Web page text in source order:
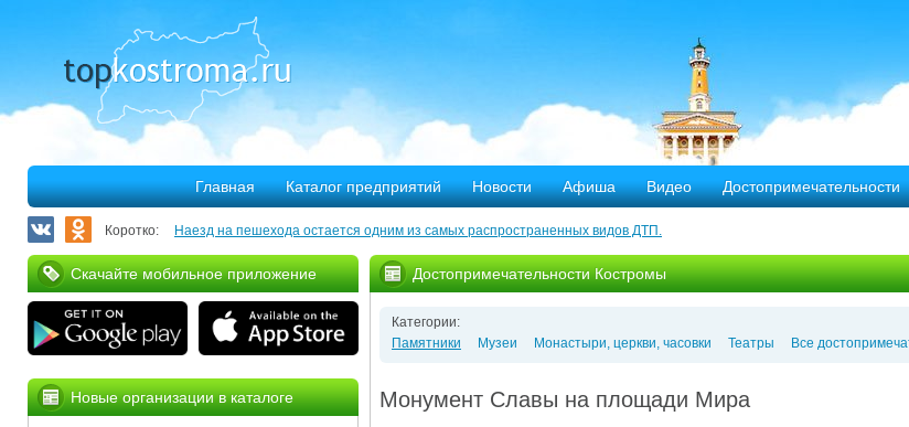
Главная Каталог предприятий Новости Афиша Видео Достопримечательности
Коротко: Наезд на пешехода остается одним из самых распространенных видов ДТП.
Запланирован ремонт более 40 километров областных дорог
В Костроме откроется выставка, посвященная 30-летию аварии на Чернобыльской АЭС
375 костромских семей улучшили свое благосостояние
Благотворительная программа «Мир без слез» приехала в Кострому.
Серьезное ДТП на Михалевском бульваре
Достопримечательности Костромы
Категории:
Памятники
Музеи Монастыри, церкви, часовки Театры Все
Монумент Славы на площади Мира
Скачайте мобильное приложение
Новые организации в каталоге